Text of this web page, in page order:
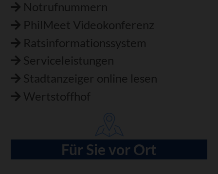
Notrufnummern
PhilMeet Videokonferenz
Ratsinformationssystem
Serviceleistungen
Stadtanzeiger online lesen
Wertstoffhof
Für Sie vor Ort